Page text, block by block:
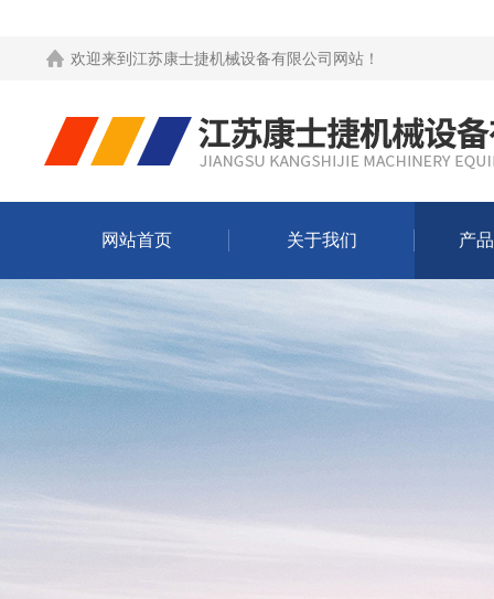
欢迎来到 江苏康士捷机械设备有限公司网站 ！
网站首页 关于我们 产